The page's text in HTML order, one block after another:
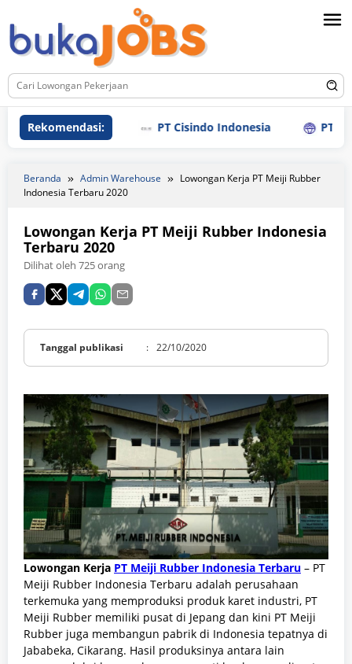
ke
konten
Rekomendasi: PT Cisindo Indonesia PT
Beranda Admin Warehouse
Lowongan Kerja PT Meiji Rubber
Indonesia Terbaru 2020
Lowongan Kerja PT Meiji Rubber Indonesia
Terbaru 2020
Dilihat oleh 725 orang
Tanggal publikasi : 22/10/2020
Lowongan Kerja PT Meiji Rubber Indonesia Terbaru – PT
Meiji Rubber Indonesia Terbaru adalah perusahaan
terkemuka yang memproduksi produk karet industri, PT
Meiji Rubber memiliki pusat di Jepang dan kini PT Meiji
Rubber juga membangun pabrik di Indonesia tepatnya di
Jababeka, Cikarang. Hasil produksinya antara lain